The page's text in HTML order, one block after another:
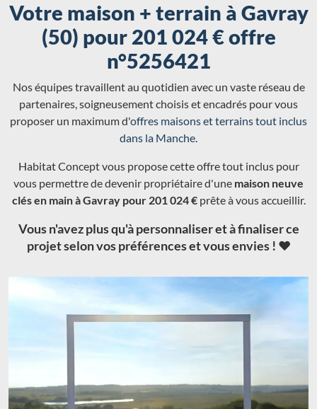
Votre maison + terrain à Gavray
(50) pour 201 024 € offre
n°5256421
Nos équipes travaillent au quotidien avec un vaste réseau de
partenaires, soigneusement choisis et encadrés pour vous
proposer un maximum d'offres maisons et terrains tout inclus
dans la Manche.
Habitat Concept vous propose cette offre tout inclus pour
vous permettre de devenir propriétaire d'une maison neuve
clés en main à Gavray pour 201 024 €prête à vous accueillir.
Vous n'avez plus qu'à personnaliser et à finaliser ce
projet selon vos préférences et vous envies ! ❤️